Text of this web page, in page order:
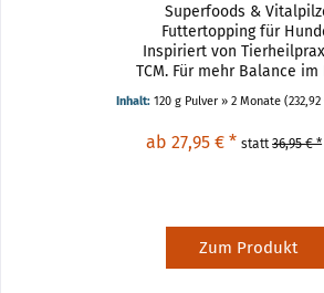
Superfoods &
Futtertopping für
Inspiriert von
TCM. Für mehr Balance im
DOG FIT by PreThis ® VITAL
ergänzt die tägliche
Futtertopping mit einer
einzigartigen
Inhalt: 120 g Pulver » 2 Monate
ab 27,95 € * statt36,95 € *
Zum Produkt